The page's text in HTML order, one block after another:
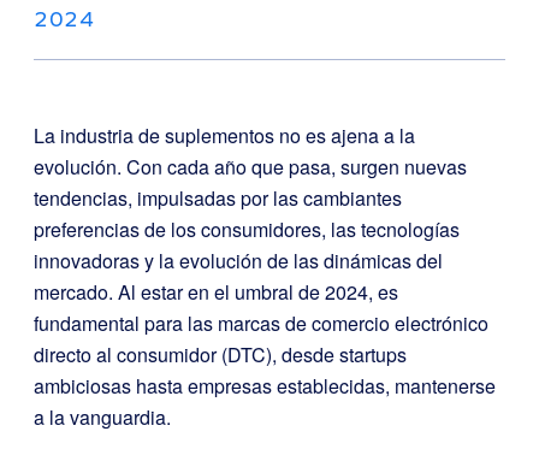
2024
La industria de suplementos no es ajena a la
evolución. Con cada año que pasa, surgen nuevas
tendencias, impulsadas por las cambiantes
preferencias de los consumidores, las tecnologías
innovadoras y la evolución de las dinámicas del
mercado. Al estar en el umbral de 2024, es
fundamental para las marcas de comercio electrónico
directo al consumidor (DTC), desde startups
ambiciosas hasta empresas establecidas, mantenerse
a la vanguardia.